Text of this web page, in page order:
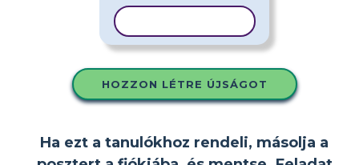
HOZZON LÉTRE ÚJSÁGOT
Ha ezt a tanulókhoz rendeli, másolja a